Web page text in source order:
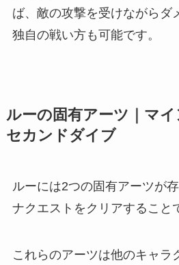
ば、敵の攻撃を受けながらダ
独自の戦い方も可能です。
ルーの固有アーツ｜マ
セカンドダイブ
ルーには2つの固有アーツが
ナクエストをクリアすること
これらのアーツは他のキャラ